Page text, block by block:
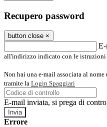
Recupero password
button close ×
all'indirizzo indicato con le istruzioni
Non hai una e-mail associata al
tramite la Login Spaggiari
E-mail inviata, si prega di
Errore